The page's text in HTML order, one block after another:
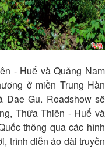
- Huế và Quảng Nam
ở miền Trung Hàn
Dae Gu. Roadshow sẽ
Thừa Thiên - Huế và
thông qua các hình
trình diễn áo dài truyền